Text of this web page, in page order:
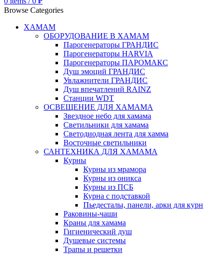
Browse Categories
ХАМАМ
ОБОРУДОВАНИЕ В ХАМАМ
Парогенераторы ГРАНДИС
Парогенераторы HARVIA
Парогенераторы ПАРОМАКС
Душ эмоций ГРАНДИС
Увлажнители ГРАНДИС
Душ впечатлений RAINZ
Станции WDT
ОСВЕЩЕНИЕ ДЛЯ ХАМАМА
Звездное небо для хамама
Светильники для хамама
Светодиодная лента для хамма
Восточные светильники
САНТЕХНИКА ДЛЯ ХАМАМА
Курны
Курны из мрамора
Курны из оникса
Курны из ПСБ
Курна с подставкой
Пьедесталы, панели, арки для курн
Раковины-чаши
Краны для хамама
Гигиенический душ
Душевые системы
Трапы и решетки